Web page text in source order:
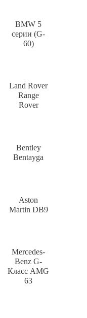
BMW 5
серии (G-
60)
Land Rover
Range
Rover
Bentley
Bentayga
Aston
Martin DB9
Mercedes-
Benz G-
Класс AMG
63